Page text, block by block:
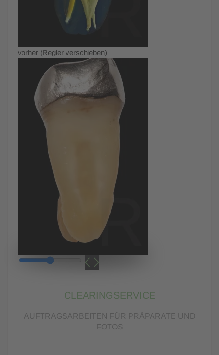
vorher (Regler verschieben)
CLEARINGSERVICE
AUFTRAGSARBEITEN FÜR PRÄPARATE UND
FOTOS